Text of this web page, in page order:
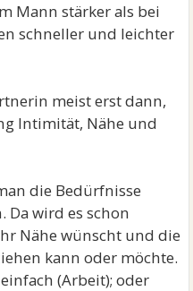
Mann stärker als bei
schneller und leichter
meist erst dann,
Intimität, Nähe und
die Bedürfnisse
wird es schon
Nähe wünscht und die
kann oder möchte.
(Arbeit); oder